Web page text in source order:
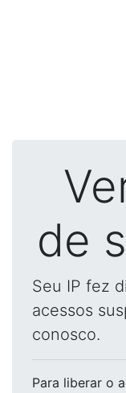
de
Seu IP fez
acessos
conosco.
Para liberar o